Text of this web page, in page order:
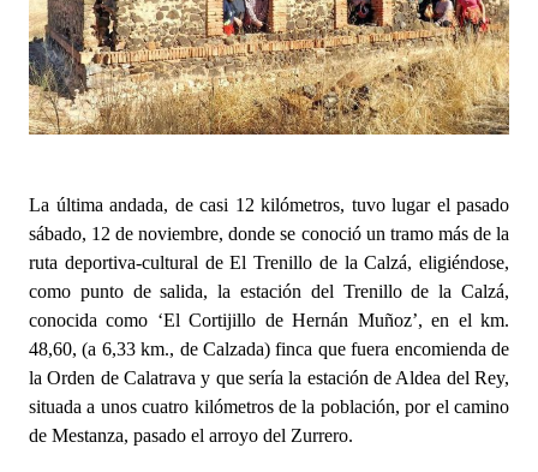
La última andada, de casi 12 kilómetros, tuvo lugar el pasado
sábado, 12 de noviembre, donde se conoció un tramo más de la
ruta deportiva-cultural de El Trenillo de la Calzá, eligiéndose,
como punto de salida, la estación del Trenillo de la Calzá,
conocida como ‘El Cortijillo de Hernán Muñoz’, en el km.
48,60, (a 6,33 km., de Calzada) finca que fuera encomienda de
la Orden de Calatrava y que sería la estación de Aldea del Rey,
situada a unos cuatro kilómetros de la población, por el camino
de Mestanza, pasado el arroyo del Zurrero.